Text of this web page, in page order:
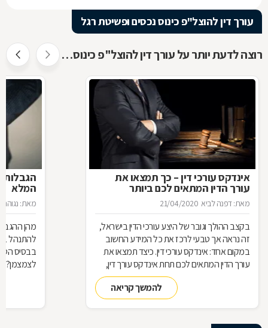
עורך דין להוצל"פ כינוס נכסים ופשיטת רגל
רוצה לדעת יותר על עורך דין להוצל"פ כינוס נכסים ופשיטת רגל ?
אינדקס עורכי דין – כך תמצאו את
עורך הדין המתאים לכם ביותר
מאת: דפנה לביא 21/04/2020
בקצב ההולך וגובר של היצע עורכי הדין בישראל,
זה נראה אך טבעי לרכז את כל המידע החשוב
במקום אחד: אינדקס עורכי דין. כיצד תמצאו את
עורך הדין המתאים לכם תחת אינדקס עורך דין,
מדוע תרצו להיות רשומים באינדקס כזה כעורכי
דין, ואיך זה עובד? כל התשובות בכתבה
להמשך קריאה
הגבלות
המלא
מאת: נגוהה
מהן
להתנהל
בבסיס
לצמצמן?